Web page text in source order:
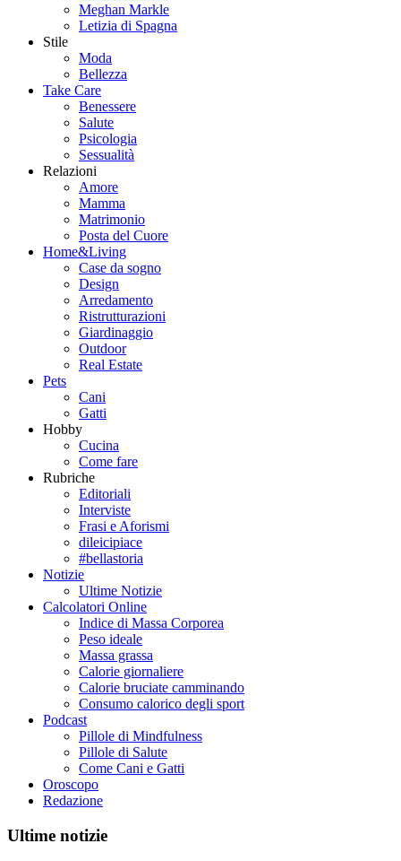
Meghan Markle
Letizia di Spagna
Stile
Moda
Bellezza
Take Care
Benessere
Salute
Psicologia
Sessualità
Relazioni
Amore
Mamma
Matrimonio
Posta del Cuore
Home&Living
Case da sogno
Design
Arredamento
Ristrutturazioni
Giardinaggio
Outdoor
Real Estate
Pets
Cani
Gatti
Hobby
Cucina
Come fare
Rubriche
Editoriali
Interviste
Frasi e Aforismi
dileicipiace
#bellastoria
Notizie
Ultime Notizie
Calcolatori Online
Indice di Massa Corporea
Peso ideale
Massa grassa
Calorie giornaliere
Calorie bruciate camminando
Consumo calorico degli sport
Podcast
Pillole di Mindfulness
Pillole di Salute
Come Cani e Gatti
Oroscopo
Redazione
Ultime notizie